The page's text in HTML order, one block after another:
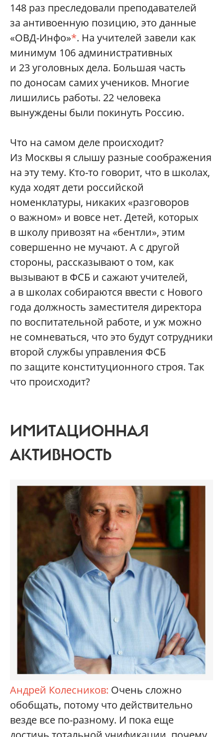
148 раз преследовали преподавателей
за антивоенную позицию, это данные
«ОВД-Инфо»*. На учителей завели как
минимум 106 административных
и 23 уголовных дела. Большая часть
по доносам самих учеников. Многие
лишились работы. 22 человека
вынуждены были покинуть Россию.
Что на самом деле происходит?
Из Москвы я слышу разные соображения
на эту тему. Кто-то говорит, что в школах,
куда ходят дети российской
номенклатуры, никаких «разговоров
о важном» и вовсе нет. Детей, которых
в школу привозят на «бентли», этим
совершенно не мучают. А с другой
стороны, рассказывают о том, как
вызывают в ФСБ и сажают учителей,
а в школах собираются ввести с Нового
года должность заместителя директора
по воспитательной работе, и уж можно
не сомневаться, что это будут сотрудники
второй службы управления ФСБ
по защите конституционного строя. Так
что происходит?
ИМИТАЦИОННАЯ
АКТИВНОСТЬ
Андрей Колесников: Очень сложно
обобщать, потому что действительно
везде все по-разному. И пока еще